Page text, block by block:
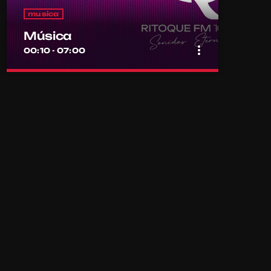
musica
Música
00:10 - 07:00 more_vert